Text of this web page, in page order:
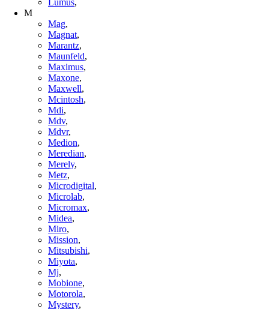
M
Mag,
Magnat,
Marantz,
Maunfeld,
Maximus,
Maxone,
Maxwell,
Mcintosh,
Mdi,
Mdv,
Mdvr,
Medion,
Meredian,
Merely,
Metz,
Microdigital,
Microlab,
Micromax,
Midea,
Miro,
Mission,
Mitsubishi,
Miyota,
Mj,
Mobione,
Motorola,
Mystery,